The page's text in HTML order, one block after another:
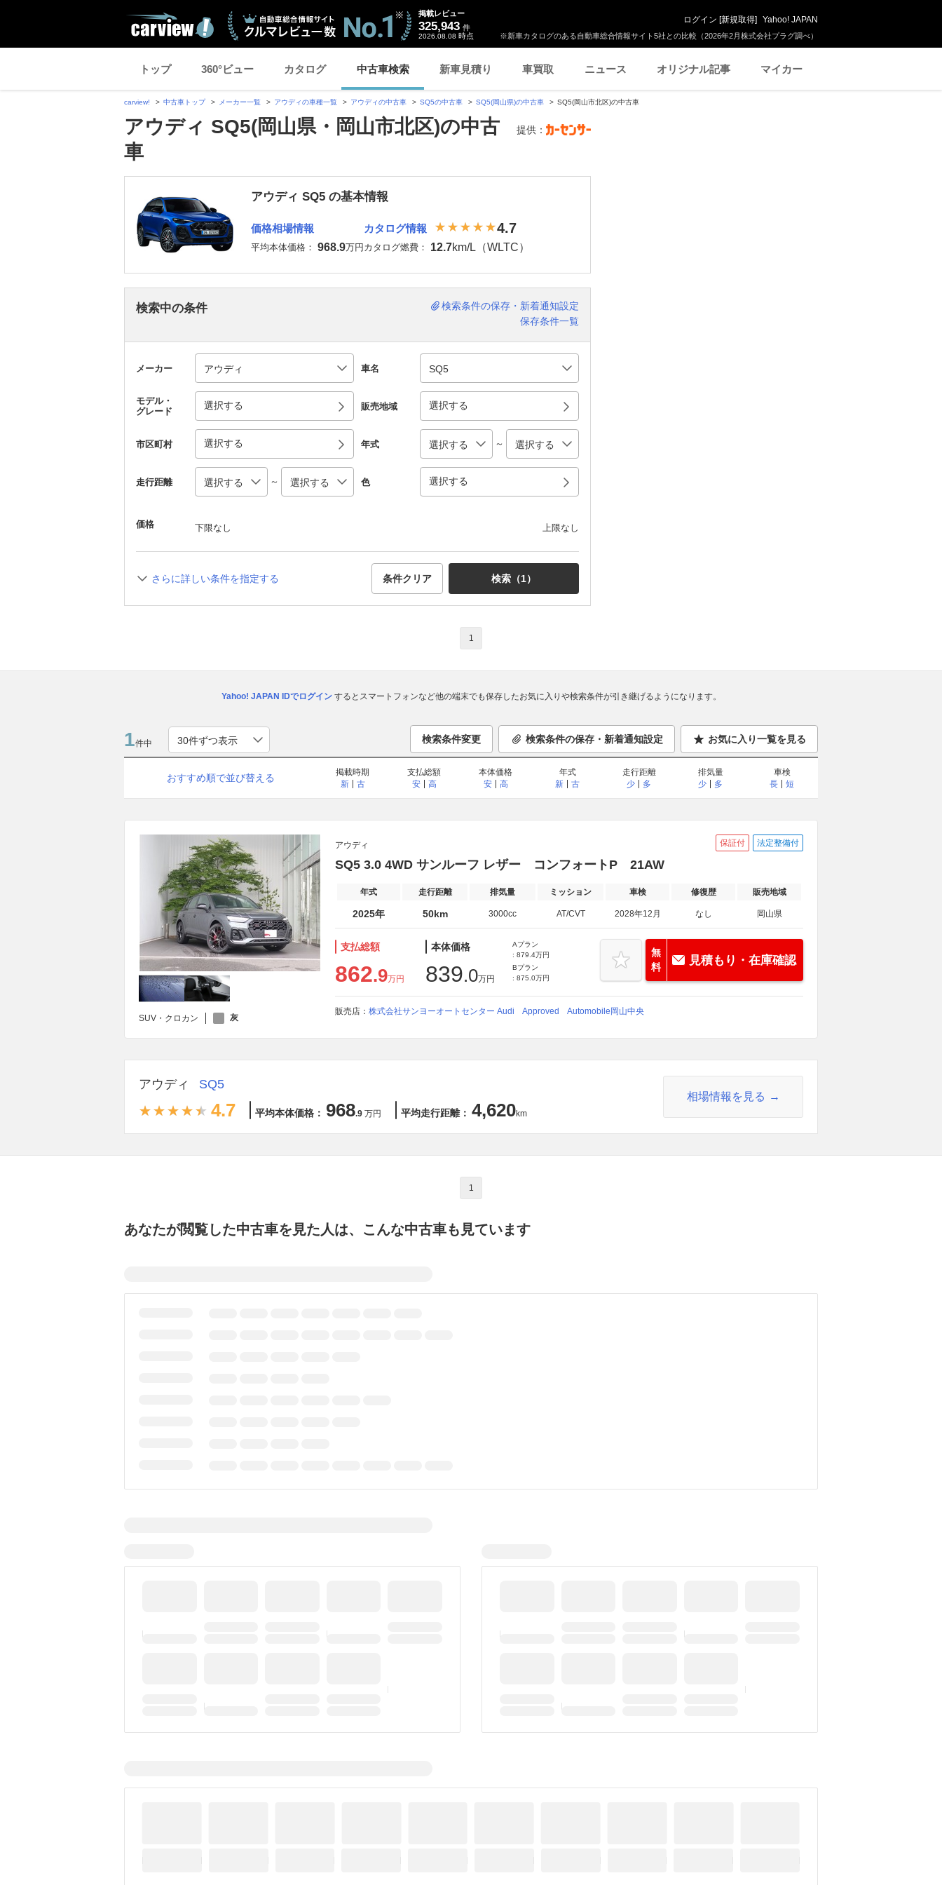
※新車カタログのある自動車総合情報サイト5社との比較（2026年2月株式会社プラグ調べ）
掲載レビュー
325,943 件
2026.08.08 時点
ログイン [新規取得] Yahoo! JAPAN
トップ 360°ビュー カタログ 中古車検索 新車見積り 車買取 ニュース オリジナル記事 マイカー
carview! 中古車トップ メーカー一覧 アウディの車種一覧 アウディの中古車 SQ5の中古車 SQ5(岡山県)の中古車 SQ5(岡山市北区)の中古車
アウディ SQ5(岡山県・岡山市北区)の中古
車
提供：
アウディ SQ5 の基本情報
価格相場情報
平均本体価格： 968.9万円
カタログ情報 4.7
カタログ燃費： 12.7km/L（WLTC）
検索中の条件
検索条件の保存・新着通知設定
保存条件一覧
メーカー 車名
モデル・
グレード
選択する 販売地域 選択する
市区町村 選択する 年式 ～
走行距離 ～ 色 選択する
価格 下限なし 上限なし
さらに詳しい条件を指定する 条件クリア 検索（1）
1
Yahoo! JAPAN IDでログインするとスマートフォンなど他の端末でも保存したお気に入りや検索条件が引き継げるようになります。
1件中 検索条件変更 検索条件の保存・新着通知設定 お気に入り一覧を見る
おすすめ順で並び替える
掲載時期
新
古
支払総額
安
高
本体価格
安
高
年式
新
古
走行距離
少
多
排気量
少
多
車検
長
短
SUV・クロカン 灰
アウディ 保証付 法定整備付
SQ5 3.0 4WD サンルーフ レザー コンフォートP 21AW
年式 走行距離 排気量 ミッション 車検 修復歴 販売地域
2025年 50km 3000cc AT/CVT 2028年12月 なし 岡山県
支払総額
862.9万円
本体価格
839.0万円
Aプラン
: 879.4万円
Bプラン
: 875.0万円
無
料
見積もり・在庫確認
販売店： 株式会社サンヨーオートセンター Audi Approved Automobile岡山中央
アウディ SQ5
4.7 平均本体価格： 968.9 万円 平均走行距離： 4,620km
相場情報を見る
1
あなたが閲覧した中古車を見た人は、こんな中古車も見ています